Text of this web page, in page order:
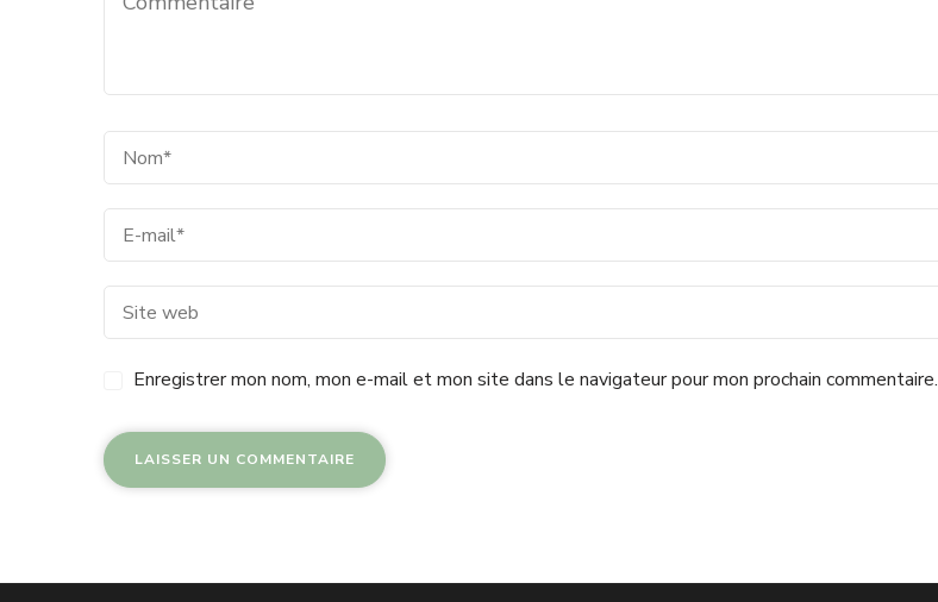
Enregistrer mon nom, mon e-mail et mon site dans le navigateur pour mon prochain commentaire.